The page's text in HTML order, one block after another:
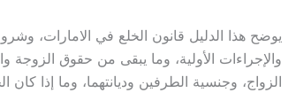
يوضح هذا الدليل قانون الخلع في الامارات،
والإجراءات الأولية، وما يبقى من حقوق الزوجة
الزواج، وجنسية الطرفين وديانتهما، وما إذا كان